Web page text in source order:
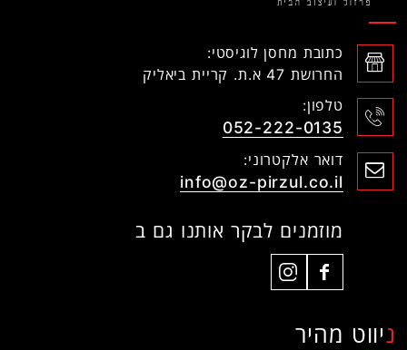
כתובת מחסן לוגיסטי:
החרושת 47 א.ת. קריית ביאליק
טלפון:
052-222-0135
דואר אלקטרוני:
info@oz-pirzul.co.il
מוזמנים לבקר אותנו גם ב
ניווט מהיר